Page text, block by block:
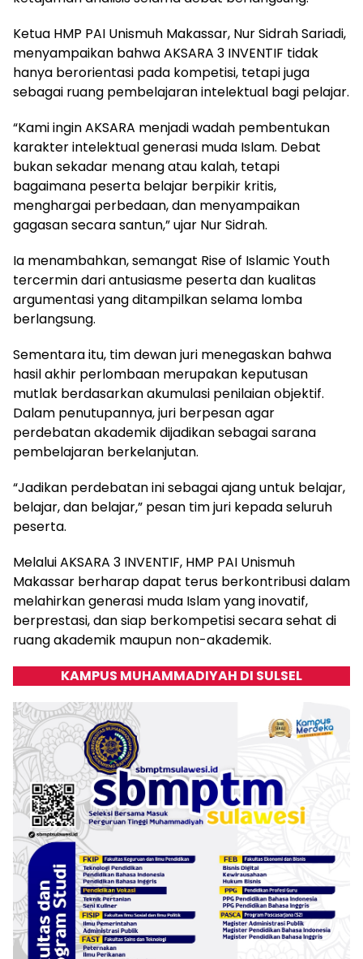
Ketua HMP PAI Unismuh Makassar, Nur Sidrah Sariadi,
menyampaikan bahwa AKSARA 3 INVENTIF tidak
hanya berorientasi pada kompetisi, tetapi juga
sebagai ruang pembelajaran intelektual bagi pelajar.
“Kami ingin AKSARA menjadi wadah pembentukan
karakter intelektual generasi muda Islam. Debat
bukan sekadar menang atau kalah, tetapi
bagaimana peserta belajar berpikir kritis,
menghargai perbedaan, dan menyampaikan
gagasan secara santun,” ujar Nur Sidrah.
Ia menambahkan, semangat Rise of Islamic Youth
tercermin dari antusiasme peserta dan kualitas
argumentasi yang ditampilkan selama lomba
berlangsung.
Sementara itu, tim dewan juri menegaskan bahwa
hasil akhir perlombaan merupakan keputusan
mutlak berdasarkan akumulasi penilaian objektif.
Dalam penutupannya, juri berpesan agar
perdebatan akademik dijadikan sebagai sarana
pembelajaran berkelanjutan.
“Jadikan perdebatan ini sebagai ajang untuk belajar,
belajar, dan belajar,” pesan tim juri kepada seluruh
peserta.
Melalui AKSARA 3 INVENTIF, HMP PAI Unismuh
Makassar berharap dapat terus berkontribusi dalam
melahirkan generasi muda Islam yang inovatif,
berprestasi, dan siap berkompetisi secara sehat di
ruang akademik maupun non-akademik.
KAMPUS MUHAMMADIYAH DI SULSEL